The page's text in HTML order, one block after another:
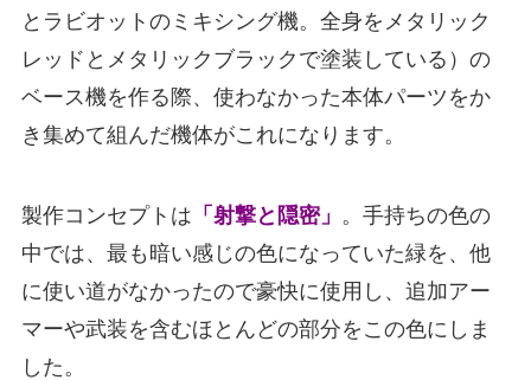
とラビオットのミキシング機。全身をメタリック
レッドとメタリックブラックで塗装している）の
ベース機を作る際、使わなかった本体パーツをか
き集めて組んだ機体がこれになります。
製作コンセプトは 「射撃と隠密」 。手持ちの色の
中では、最も暗い感じの色になっていた緑を、他
に使い道がなかったので豪快に使用し、追加アー
マーや武装を含むほとんどの部分をこの色にしま
した。